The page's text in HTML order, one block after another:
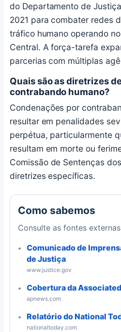
do Departamento de
2021 para combater redes
tráfico humano operando
Central. A força-tarefa
parcerias com múltiplas
Quais são as diretrizes
contrabando humano?
Condenações por
resultar em penalidades
perpétua, particularmente
resultam em morte ou
Comissão de Sentenças
diretrizes específicas.
Como sabemos
Consulte as fontes
Comunicado de
de Justiça
www.justice.gov
Cobertura da
apnews.com
Relatório do National
nationaltoday.com